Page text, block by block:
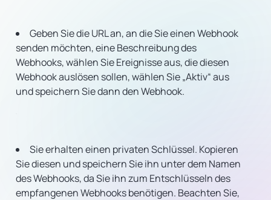
Geben Sie die URL an, an die Sie einen Webhook
senden möchten, eine Beschreibung des
Webhooks, wählen Sie Ereignisse aus, die diesen
Webhook auslösen sollen, wählen Sie „Aktiv“ aus
und speichern Sie dann den Webhook.
Sie erhalten einen privaten Schlüssel. Kopieren
Sie diesen und speichern Sie ihn unter dem Namen
des Webhooks, da Sie ihn zum Entschlüsseln des
empfangenen Webhooks benötigen. Beachten Sie,